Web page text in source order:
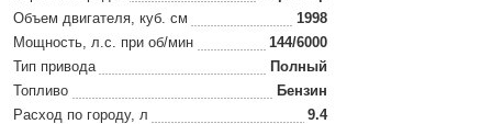
Объем двигателя, куб. см
1998
Мощность, л.с. при об/мин
144/6000
Тип привода
Полный
Топливо
Бензин
Расход по городу, л
9.4